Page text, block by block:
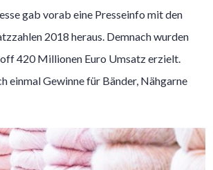
gab vorab eine Presseinfo mit den
2018 heraus. Demnach wurden
420 Millionen Euro Umsatz erzielt.
einmal Gewinne für Bänder, Nähgarne